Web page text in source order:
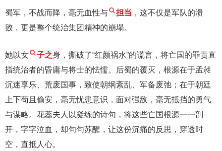
蜀军，不战而降，毫无血性与 担当 ，这不仅是军队的溃
败，更是整个统治集团精神的崩塌。
她以女 子之身，撕破了“红颜祸水”的谎言，将亡国的罪责直
指统治者的昏庸与将士的怯懦。后蜀的覆灭，根源在于孟昶
沉迷享乐、荒废国事，致使朝纲紊乱、军备废弛；在于朝廷
上下苟且偷安，毫无忧患意识，面对强敌，毫无抵挡的勇气
与谋略。花蕊夫人以凝练的诗句，将这些亡国根源一一剖
开，字字泣血，却句句苏醒，让这份沉痛的反思，穿透时
空，直抵人心。